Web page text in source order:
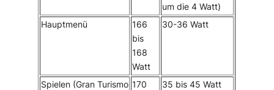
um die 4 Watt)
Hauptmenü
166
bis
168
Watt
30-36 Watt
Spielen (Gran Turismo 170
35 bis 45 Watt